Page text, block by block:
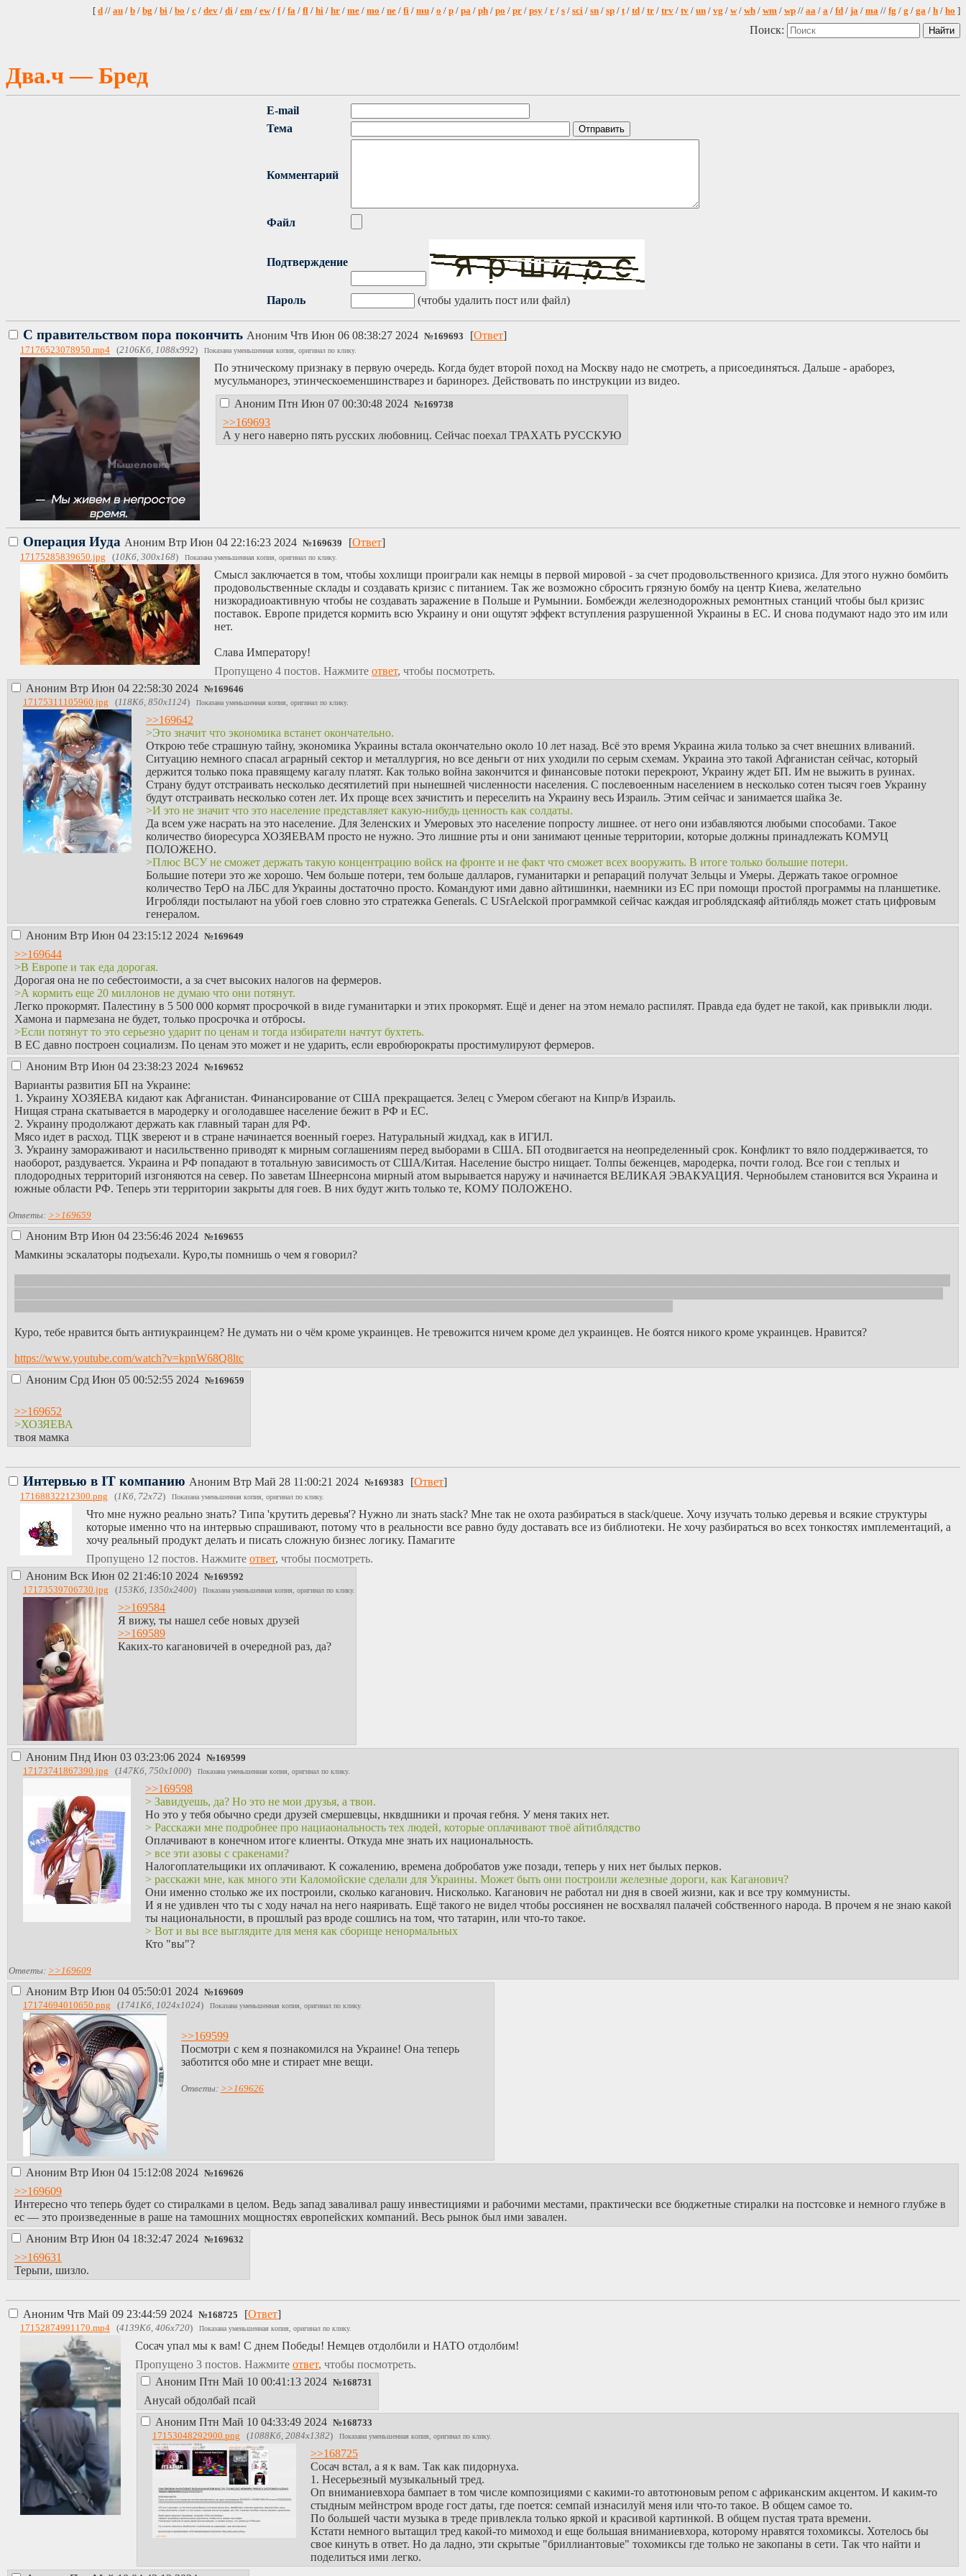
[ d // au / b / bg / bi / bo / c / dev / di / em / ew/ f/ fa / fl / hi / hr / me / mo / ne / fi / mu / o / p / pa / ph / po / pr / psy / r / s / sci / sn / sp / t/ td / tr / trv / tv / un / vg / w/ wh / wm / wp // aa / a / fd / ja / ma // fg / g / ga / h / ho ]
Поиск:
Два.ч — Бред
E-mail
Тема
Комментарий
Файл
Подтверждение
Пароль (чтобы удалить пост или файл)
С правительством пора покончить Аноним Чтв Июн 06 08:38:27 2024 №169693 [Ответ]
17176523078950.mp4 (2106Кб, 1088x992) Показана уменьшенная копия, оригинал по клику.
По этническому признаку в первую очередь. Когда будет второй поход на Москву надо не смотреть, а присоединяться. Дальше - араборез,
мусульманорез, этинческоеменшинстварез и баринорез. Действовать по инструкции из видео.
Аноним Птн Июн 07 00:30:48 2024 №169738
>>169693
А у него наверно пять русских любовниц. Сейчас поехал ТРАХАТЬ РУССКУЮ
Операция Иуда Аноним Втр Июн 04 22:16:23 2024 №169639 [Ответ]
17175285839650.jpg (10Кб, 300x168) Показана уменьшенная копия, оригинал по клику.
Смысл заключается в том, чтобы хохлищи проиграли как немцы в первой мировой - за счет продовольственного кризиса. Для этого нужно бомбить
продовольственные склады и создавать кризис с питанием. Так же возможно сбросить грязную бомбу на центр Киева, желательно
низкорадиоактивную чтобы не создавать заражение в Польше и Румынии. Бомбежди железнодорожных ремонтных станций чтобы был кризис
поставок. Европе придется кормить всю Украину и они ощутят эффект вступления разрушенной Украины в ЕС. И снова подумают надо это им или
нет.
Слава Императору!
Пропущено 4 постов. Нажмите ответ, чтобы посмотреть.
Аноним Втр Июн 04 22:58:30 2024 №169646
17175311105960.jpg (118Кб, 850x1124) Показана уменьшенная копия, оригинал по клику.
>>169642
>Это значит что экономика встанет окончательно.
Открою тебе страшную тайну, экономика Украины встала окончательно около 10 лет назад. Всё это время Украина жила только за счет внешних вливаний.
Ситуацию немного спасал аграрный сектор и металлургия, но все деньги от них уходили по серым схемам. Украина это такой Афганистан сейчас, который
держится только пока правящему кагалу платят. Как только война закончится и финансовые потоки перекроют, Украину ждет БП. Им не выжить в руинах.
Страну будут отстраивать несколько десятилетий при нынешней численности населения. С послевоенным населением в несколько сотен тысяч гоев Украину
будут отстраивать несколько сотен лет. Их проще всех зачистить и переселить на Украину весь Израиль. Этим сейчас и занимается шайка Зе.
>И это не значит что это население представляет какую-нибудь ценность как солдаты.
Да всем уже насрать на это население. Для Зеленских и Умеровых это население попросту лишнее. от него они избавляются любыми способами. Такое
количество биоресурса ХОЗЯЕВАМ просто не нужно. Это лишние рты и они занимают ценные территории, которые должны принадлежать КОМУЦ
ПОЛОЖЕНО.
>Плюс ВСУ не сможет держать такую концентрацию войск на фронте и не факт что сможет всех вооружить. В итоге только большие потери.
Большие потери это же хорошо. Чем больше потери, тем больше далларов, гуманитарки и репараций получат Зельцы и Умеры. Держать такое огромное
количество ТерО на ЛБС для Украины достаточно просто. Командуют ими давно айтишинки, наемники из ЕС при помощи простой программы на планшетике.
Игробляди постылают на убой гоев словно это стратежка Generals. С USrAelской программкой сейчас каждая игроблядскаяф айтиблядь может стать цифровым
генералом.
Аноним Втр Июн 04 23:15:12 2024 №169649
>>169644
>В Европе и так еда дорогая.
Дорогая она не по себестоимости, а за счет высоких налогов на фермеров.
>А кормить еще 20 миллонов не думаю что они потянут.
Легко прокормят. Палестину в 5 500 000 кормят просрочкой в виде гуманитарки и этих прокормят. Ещё и денег на этом немало распилят. Правда еда будет не такой, как привыкли люди.
Хамона и пармезана не будет, только просрочка и отбросы.
>Если потянут то это серьезно ударит по ценам и тогда избиратели начтут бухтеть.
В ЕС давно построен социализм. По ценам это может и не ударить, если евробюрократы простимулируют фермеров.
Аноним Втр Июн 04 23:38:23 2024 №169652
Варианты развития БП на Украине:
1. Украину ХОЗЯЕВА кидают как Афганистан. Финансирование от США прекращается. Зелец с Умером сбегают на Кипр/в Израиль.
Нищая страна скатывается в мародерку и оголодавшее население бежит в РФ и ЕС.
2. Украину продолжают держать как главный таран для РФ.
Мясо идет в расход. ТЦК звереют и в стране начинается военный гоерез. Натуральный жидхад, как в ИГИЛ.
3. Украину замораживают и насильственно приводят к мирным соглашениям перед выборами в США. БП отодвигается на неопределенный срок. Конфликт то вяло поддерживается, то
наоборот, раздувается. Украина и РФ попадают в тотальную зависимость от США/Китая. Население быстро нищает. Толпы беженцев, мародерка, почти голод. Все гои с теплых и
плодородных территорий изгоняются на север. По заветам Шнеернсона мирный атом вырывается наружу и начинается ВЕЛИКАЯ ЭВАКУАЦИЯ. Чернобылем становится вся Украина и
южные области РФ. Теперь эти территории закрыты для гоев. В них будут жить только те, КОМУ ПОЛОЖЕНО.
Ответы: >>169659
Аноним Втр Июн 04 23:56:46 2024 №169655
Мамкины эскалаторы подъехали. Куро,ты помнишь о чем я говорил?
Куро, тебе нравится быть антиукраинцем? Не думать ни о чём кроме украинцев. Не тревожится ничем кроме дел украинцев. Не боятся никого кроме украинцев. Нравится?
https://www.youtube.com/watch?v=kpnW68Q8ltc
Аноним Срд Июн 05 00:52:55 2024 №169659
>>169652
>ХОЗЯЕВА
твоя мамка
Интервью в IT компанию Аноним Втр Май 28 11:00:21 2024 №169383 [Ответ]
17168832212300.png (1Кб, 72x72) Показана уменьшенная копия, оригинал по клику.
Что мне нужно реально знать? Типа 'крутить деревья'? Нужно ли знать stack? Мне так не охота разбираться в stack/queue. Хочу изучать только деревья и всякие структуры
которые именно что на интервью спрашивают, потому что в реальности все равно буду доставать все из библиотеки. Не хочу разбираться во всех тонкостях имплементаций, а
хочу реальный продукт делать и писать сложную бизнес логику. Памагите
Пропущено 12 постов. Нажмите ответ, чтобы посмотреть.
Аноним Вск Июн 02 21:46:10 2024 №169592
17173539706730.jpg (153Кб, 1350x2400) Показана уменьшенная копия, оригинал по клику.
>>169584
Я вижу, ты нашел себе новых друзей
>>169589
Каких-то кагановичей в очередной раз, да?
Аноним Пнд Июн 03 03:23:06 2024 №169599
17173741867390.jpg (147Кб, 750x1000) Показана уменьшенная копия, оригинал по клику.
>>169598
> Завидуешь, да? Но это не мои друзья, а твои.
Но это у тебя обычно среди друзей смершевцы, нквдшники и прочая гебня. У меня таких нет.
> Расскажи мне подробнее про нациаональность тех людей, которые оплачивают твоё айтиблядство
Оплачивают в конечном итоге клиенты. Откуда мне знать их национальность.
> все эти азовы с сракенами?
Налогоплательщики их оплачивают. К сожалению, времена добробатов уже позади, теперь у них нет былых перков.
> расскажи мне, как много эти Каломойские сделали для Украины. Может быть они построили железные дороги, как Каганович?
Они именно столько же их построили, сколько каганович. Нисколько. Каганович не работал ни дня в своей жизни, как и все тру коммунисты.
И я не удивлен что ты с ходу начал на него наяривать. Ещё такого не видел чтобы россиянен не восхвалял палачей собственного народа. В прочем я не знаю какой
ты национальности, в прошлый раз вроде сошлись на том, что татарин, или что-то такое.
> Вот и вы все выглядите для меня как сборище ненормальных
Кто "вы"?
Ответы: >>169609
Аноним Втр Июн 04 05:50:01 2024 №169609
17174694010650.png (1741Кб, 1024x1024) Показана уменьшенная копия, оригинал по клику.
>>169599
Посмотри с кем я познакомился на Украине! Она теперь
заботится обо мне и стирает мне вещи.
Ответы: >>169626
Аноним Втр Июн 04 15:12:08 2024 №169626
>>169609
Интересно что теперь будет со стиралками в целом. Ведь запад заваливал рашу инвестициями и рабочими местами, практически все бюджетные стиралки на постсовке и немного глубже в
ес — это произведенные в раше на тамошних мощностях европейских компаний. Весь рынок был ими завален.
Аноним Втр Июн 04 18:32:47 2024 №169632
>>169631
Терьпи, шизло.
Аноним Чтв Май 09 23:44:59 2024 №168725 [Ответ]
17152874991170.mp4 (4139Кб, 406x720) Показана уменьшенная копия, оригинал по клику.
Сосач упал мы к вам! С днем Победы! Немцев отдолбили и НАТО отдолбим!
Пропущено 3 постов. Нажмите ответ, чтобы посмотреть.
Аноним Птн Май 10 00:41:13 2024 №168731
Анусай обдолбай псай
Аноним Птн Май 10 04:33:49 2024 №168733
17153048292900.png (1088Кб, 2084x1382) Показана уменьшенная копия, оригинал по клику.
>>168725
Сосач встал, а я к вам. Так как пидорнуха.
1. Несерьезный музыкальный тред.
Оп вниманиевхора бампает в том числе композициями с какими-то автотюновым репом с африканским акцентом. И каким-то
стыдным мейнстром вроде гост даты, где поется: семпай изнасилуй меня или что-то такое. В общем самое то.
По большей части музыка в треде привлекла только яркой и красивой картинкой. В общем пустая трата времени.
Кстати немного вытащил тред какой-то мимоход и еще большая вниманиевхора, которому нравятся тохомиксы. Хотелось бы
свое кинуть в ответ. Но да ладно, эти скрытые "бриллиантовые" тохомиксы где только не закопаны в сети. Так что найти и
поделиться ими легко.